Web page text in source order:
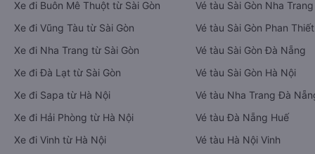
Xe đi Buôn Mê Thuột từ Sài Gòn
Xe đi Vũng Tàu từ Sài Gòn
Xe đi Nha Trang từ Sài Gòn
Xe đi Đà Lạt từ Sài Gòn
Xe đi Sapa từ Hà Nội
Xe đi Hải Phòng từ Hà Nội
Xe đi Vinh từ Hà Nội
Vé tàu Sài Gòn Nha Trang
Vé tàu Sài Gòn Phan Thiết
Vé tàu Sài Gòn Đà Nẵng
Vé tàu Sài Gòn Hà Nội
Vé tàu Nha Trang Đà
Vé tàu Đà Nẵng Huế
Vé tàu Hà Nội Vinh